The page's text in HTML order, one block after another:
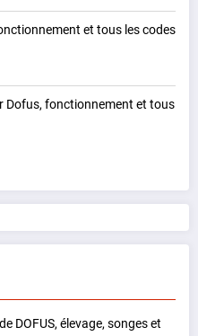
et tous les codes
Dofus, fonctionnement et tous
DOFUS, élevage, songes et